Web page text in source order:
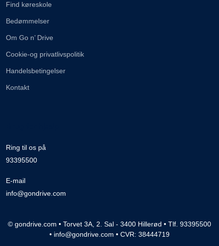
Find køreskole
Bedømmelser
Om Go n’ Drive
Cookie-og privatlivspolitik
Handelsbetingelser
Kontakt
Ring til os på
93395500
E-mail
info@gondrive.com
© gondrive.com • Torvet 3A, 2. Sal - 3400 Hillerød • Tlf. 93395500
• info@gondrive.com • CVR: 38444719